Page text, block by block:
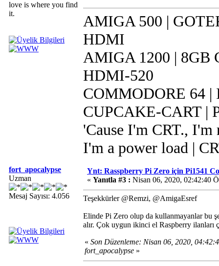
love is where you find
it.
AMIGA 500 |
HDMI
AMIGA 1200 | 8GB
HDMI-520
COMMODORE 64 |
CUPCAKE-CART |
'Cause I'm CRT.,
I'm a power load |
fort_apocalypse
Uzman
Mesaj Sayısı: 4.056
Ynt: Rasspberry Pi Zero için Pi1541
« Yanıtla #3 : Nisan 06, 2020, 02:42:40
Teşekkürler @Remzi, @AmigaEsref
Elinde Pi Zero olup da kullanmayanlar bu
alır. Çok uygun ikinci el Raspberry ilanları
« Son Düzenleme: Nisan 06, 2020,
fort_apocalypse »